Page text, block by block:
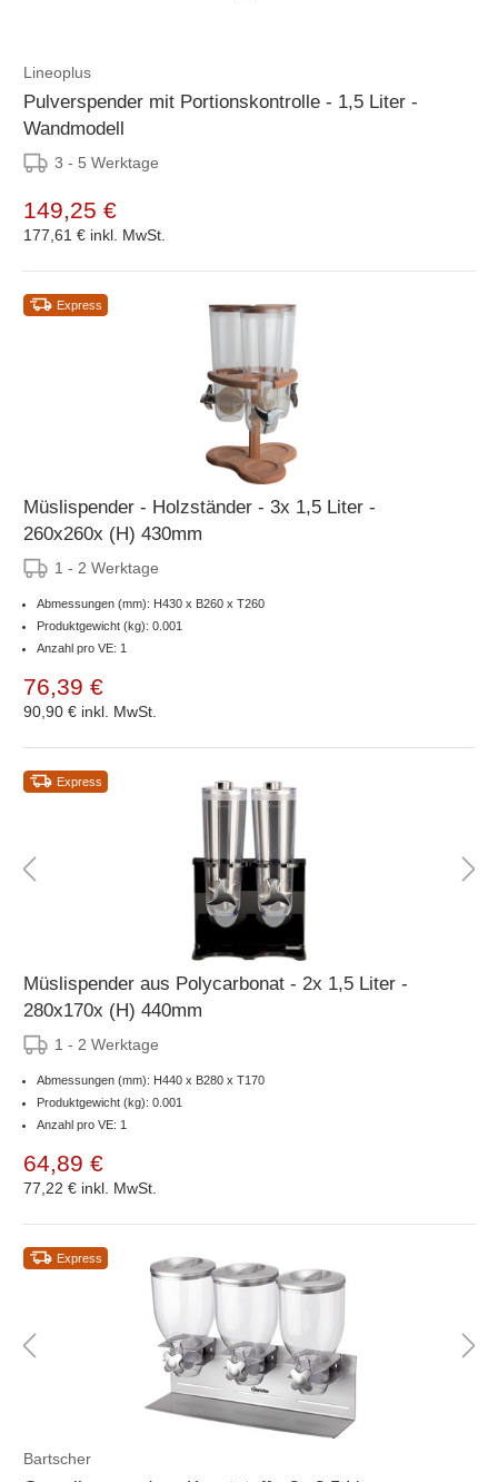
Lineoplus
Pulverspender mit Portionskontrolle - 1,5 Liter -
Wandmodell
3 - 5 Werktage
149,25 €
177,61 € inkl. MwSt.
Express
Müslispender - Holzständer - 3x 1,5 Liter -
260x260x (H) 430mm
1 - 2 Werktage
Abmessungen (mm): H430 x B260 x T260
Produktgewicht (kg): 0.001
Anzahl pro VE: 1
76,39 €
90,90 € inkl. MwSt.
Express
Müslispender aus Polycarbonat - 2x 1,5 Liter -
280x170x (H) 440mm
1 - 2 Werktage
Abmessungen (mm): H440 x B280 x T170
Produktgewicht (kg): 0.001
Anzahl pro VE: 1
64,89 €
77,22 € inkl. MwSt.
Express
Bartscher